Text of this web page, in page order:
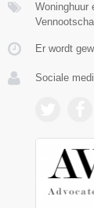
Woninghuur
Er wordt
Sociale